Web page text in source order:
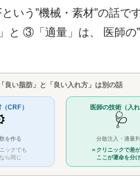
いう”機械・素材”の話で
と ③「適量」は、
医師の
「良い脂肪」と「良い入れ方」は別の話
CRF）
を作る
ックでも
ら同じ
医師の技術（入れ
🩺
分散注入・適量
＝クリニックで差
ここが運命を分